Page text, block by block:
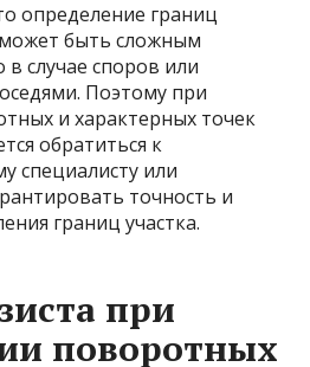
определение границ
может быть сложным
случае споров или
Поэтому при
и характерных точек
обратиться к
специалисту или
точность и
границ участка.
при
поворотных